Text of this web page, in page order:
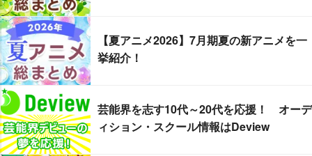
【夏アニメ2026】7月期夏の新アニメを一
挙紹介！
芸能界を志す10代～20代を応援！ オーデ
ィション・スクール情報はDeview